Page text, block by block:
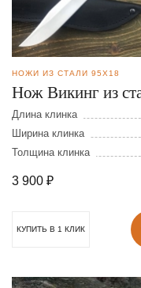
НОЖИ ИЗ СТАЛИ 95Х18
Нож Викинг из
95Х18
Длина клинка
Ширина клинка
Толщина клинка
3 900 ₽
КУПИТЬ В 1 КЛИК